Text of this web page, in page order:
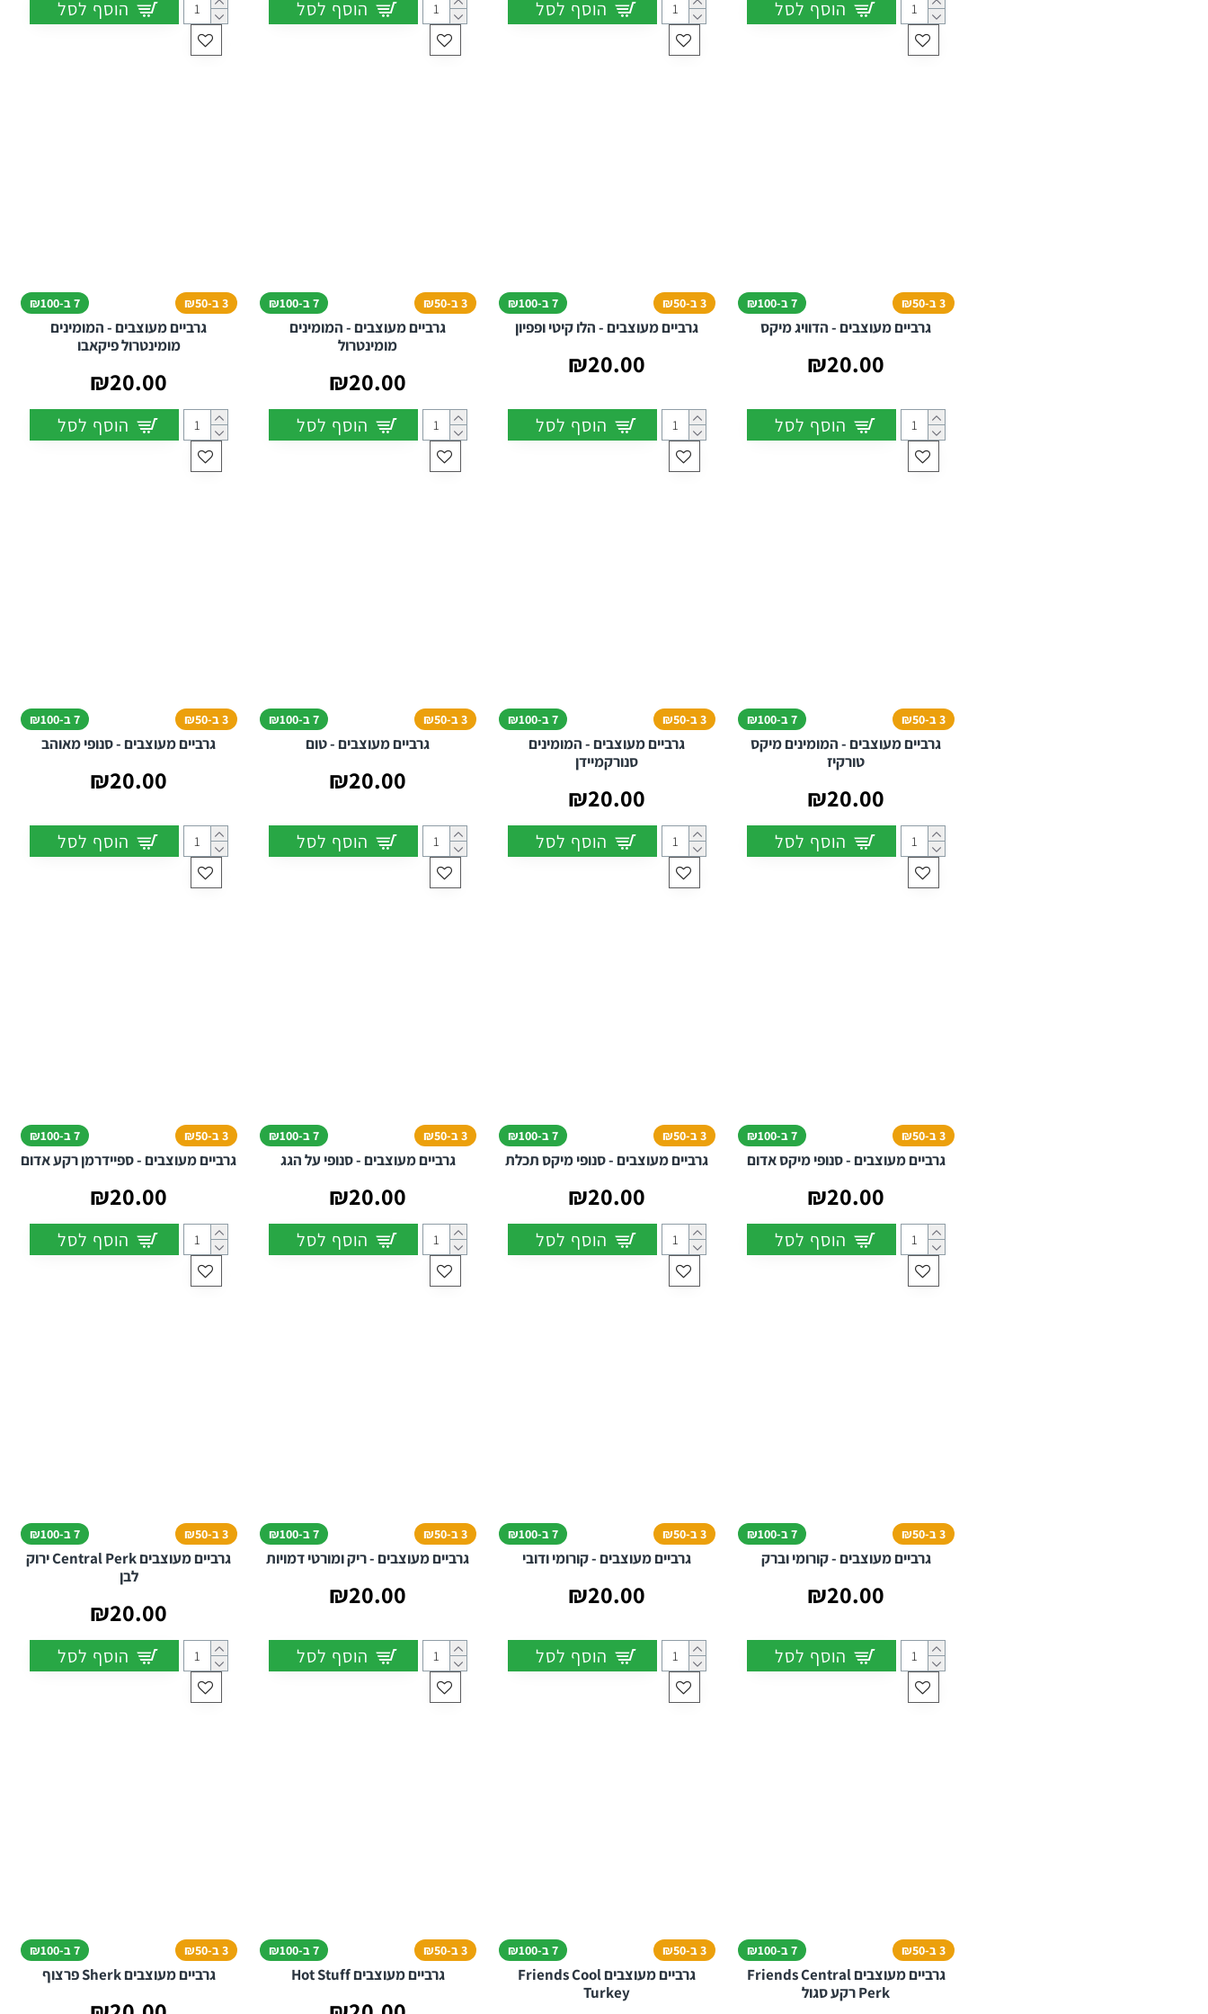
הוסף לסל הוסף לסל הוסף לסל הוסף לסל
3 ב-₪50 7 ב-₪100
גרביים מעוצבים - הדוויג מיקס
₪20.00
הוסף לסל
3 ב-₪50 7 ב-₪100
גרביים מעוצבים - הלו קיטי ופפיון
₪20.00
הוסף לסל
3 ב-₪50 7 ב-₪100
גרביים מעוצבים - המומינים
מומינטרול
₪20.00
הוסף לסל
3 ב-₪50 7 ב-₪100
גרביים מעוצבים - המומינים
מומינטרול פיקאבו
₪20.00
הוסף לסל
3 ב-₪50 7 ב-₪100
גרביים מעוצבים - המומינים מיקס
טורקיז
₪20.00
הוסף לסל
3 ב-₪50 7 ב-₪100
גרביים מעוצבים - המומינים
סנורקמיידן
₪20.00
הוסף לסל
3 ב-₪50 7 ב-₪100
גרביים מעוצבים - טום
₪20.00
הוסף לסל
3 ב-₪50 7 ב-₪100
גרביים מעוצבים - סנופי מאוהב
₪20.00
הוסף לסל
3 ב-₪50 7 ב-₪100
גרביים מעוצבים - סנופי מיקס אדום
₪20.00
הוסף לסל
3 ב-₪50 7 ב-₪100
גרביים מעוצבים - סנופי מיקס תכלת
₪20.00
הוסף לסל
3 ב-₪50 7 ב-₪100
גרביים מעוצבים - סנופי על הגג
₪20.00
הוסף לסל
3 ב-₪50 7 ב-₪100
גרביים מעוצבים - ספיידרמן רקע אדום
₪20.00
הוסף לסל
3 ב-₪50 7 ב-₪100
גרביים מעוצבים - קורומי וברק
₪20.00
הוסף לסל
3 ב-₪50 7 ב-₪100
גרביים מעוצבים - קורומי ודובי
₪20.00
הוסף לסל
3 ב-₪50 7 ב-₪100
גרביים מעוצבים - ריק ומורטי דמויות
₪20.00
הוסף לסל
3 ב-₪50 7 ב-₪100
גרביים מעוצבים Central Perk ירוק
לבן
₪20.00
הוסף לסל
3 ב-₪50 7 ב-₪100
גרביים מעוצבים Friends Central
Perk רקע סגול
3 ב-₪50 7 ב-₪100
גרביים מעוצבים Friends Cool
Turkey
3 ב-₪50 7 ב-₪100
גרביים מעוצבים Hot Stuff
3 ב-₪50 7 ב-₪100
גרביים מעוצבים Sherk פרצוף